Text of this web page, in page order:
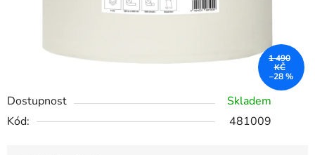
Dostupnost
Skladem
Kód:
481009
1 490
KČ
–28 %